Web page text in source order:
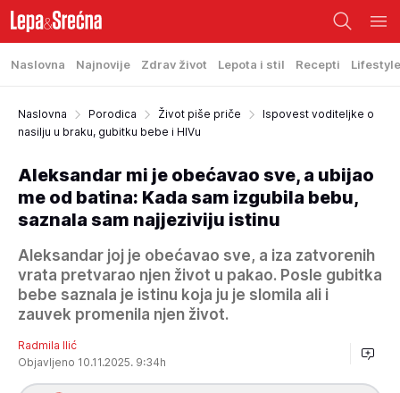
Naslovna Najnovije Zdrav život Lepota i stil Recepti Lifestyle
Naslovna Porodica Život piše priče
Ispovest voditeljke o
nasilju u braku, gubitku bebe i HIVu
Aleksandar mi je obećavao sve, a ubijao
me od batina: Kada sam izgubila bebu,
saznala sam najjeziviju istinu
Aleksandar joj je obećavao sve, a iza zatvorenih
vrata pretvarao njen život u pakao. Posle gubitka
bebe saznala je istinu koja ju je slomila ali i
zauvek promenila njen život.
Radmila Ilić
Objavljeno 10.11.2025. 9:34h